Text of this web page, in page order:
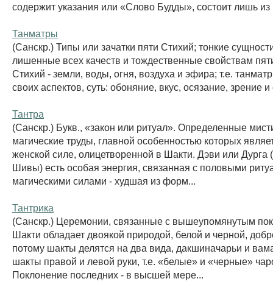
содержит указания или «Слово Будды», состоит лишь из
Танматры
(Санскр.) Типы или зачатки пяти Стихий; тонкие
лишенные всех качеств и тождественные свойствам
Стихий - земли, воды, огня, воздуха и эфира; т.е.
своих аспектов, суть: обоняние, вкус, осязание, зрение и
Тантра
(Санскр.) Букв., «закон или ритуал». Определенные
магические труды, главной особенностью которых
женской силе, олицетворенной в Шакти. Дэви или Дурга
Шивы) есть особая энергия, связанная с половыми
магическими силами - худшая из форм...
Тантрика
(Санскр.) Церемонии, связанные с вышеупомянутым
Шакти обладает двоякой природой, белой и черной,
потому шакты делятся на два вида, дакшиначарьи и
шакты правой и левой руки, т.е. «белые» и «черные»
Поклонение последних - в высшей мере...